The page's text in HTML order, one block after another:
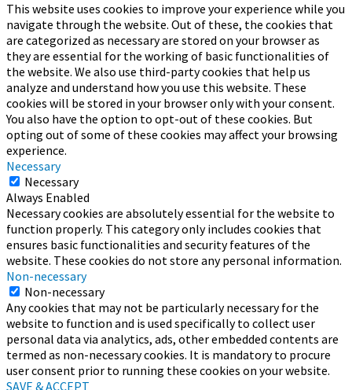
This website uses cookies to improve your experience while you
navigate through the website. Out of these, the cookies that
are categorized as necessary are stored on your browser as
they are essential for the working of basic functionalities of
the website. We also use third-party cookies that help us
analyze and understand how you use this website. These
cookies will be stored in your browser only with your consent.
You also have the option to opt-out of these cookies. But
opting out of some of these cookies may affect your browsing
experience.
Necessary
Necessary
Always Enabled
Necessary cookies are absolutely essential for the website to
function properly. This category only includes cookies that
ensures basic functionalities and security features of the
website. These cookies do not store any personal information.
Non-necessary
Non-necessary
Any cookies that may not be particularly necessary for the
website to function and is used specifically to collect user
personal data via analytics, ads, other embedded contents are
termed as non-necessary cookies. It is mandatory to procure
user consent prior to running these cookies on your website.
SAVE & ACCEPT